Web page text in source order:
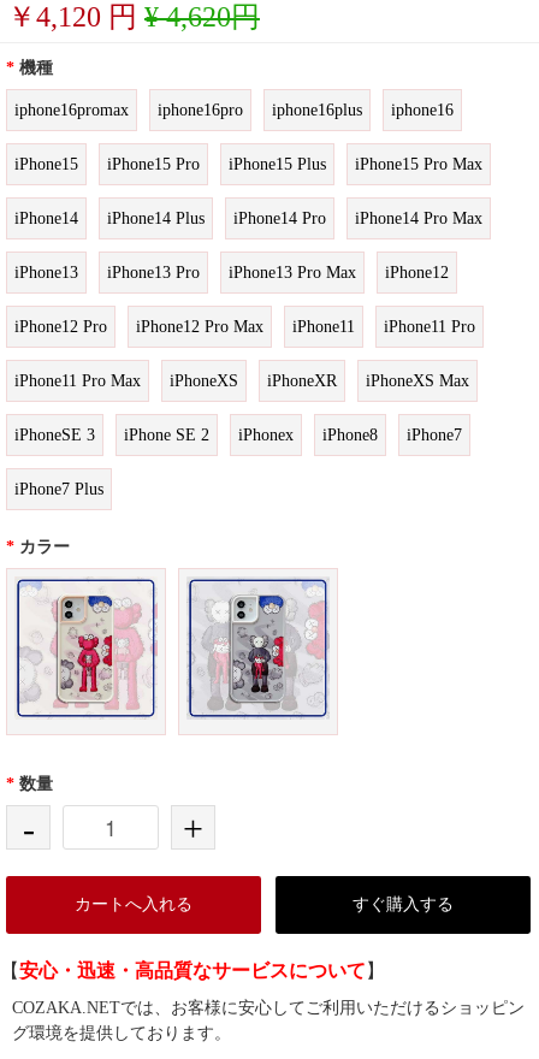
￥4,120 円 ¥ 4,620円
* 機種
iphone16promax iphone16pro iphone16plus iphone16
iPhone15 iPhone15 Pro iPhone15 Plus iPhone15 Pro Max
iPhone14 iPhone14 Plus iPhone14 Pro iPhone14 Pro Max
iPhone13 iPhone13 Pro iPhone13 Pro Max iPhone12
iPhone12 Pro iPhone12 Pro Max iPhone11 iPhone11 Pro
iPhone11 Pro Max iPhoneXS iPhoneXR iPhoneXS Max
iPhoneSE 3 iPhone SE 2 iPhonex iPhone8 iPhone7
iPhone7 Plus
* カラー
* 数量
- +
カートへ入れる すぐ購入する
【安心・迅速・高品質なサービスについて 】
COZAKA.NETでは、お客様に安心してご利用いただけるショッピン
グ環境を提供しております。